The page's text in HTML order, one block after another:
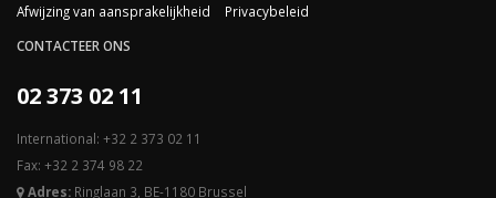
Afwijzing van aansprakelijkheid
Privacybeleid
CONTACTEER ONS
02 373 02 11
International: +32 2 373 02 11
Fax: +32 2 374 98 22
Adres: Ringlaan 3, BE-1180 Brussel